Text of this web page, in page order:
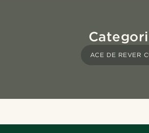
ACE DE REVER